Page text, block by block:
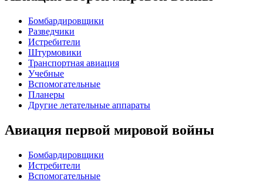
Бомбардировщики
Разведчики
Истребители
Штурмовики
Транспортная авиация
Учебные
Вспомогательные
Планеры
Другие летательные аппараты
Авиация первой мировой войны
Бомбардировщики
Истребители
Вспомогательные